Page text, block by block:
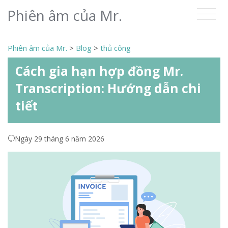
Phiên âm của Mr.
Phiên âm của Mr. > Blog > thủ công
Cách gia hạn hợp đồng Mr.
Transcription: Hướng dẫn chi
tiết
Ngày 29 tháng 6 năm 2026